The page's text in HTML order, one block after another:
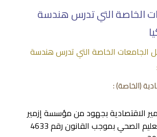
الخاصة التي تدرس هندسة
الجامعات الخاصة التي تدرس هندسة
(الخاصة) :
الاقتصادية بجهود من مؤسسة إزمير
لغرفة التجارة والتعليم الصحي بموجب القانون رقم 4633